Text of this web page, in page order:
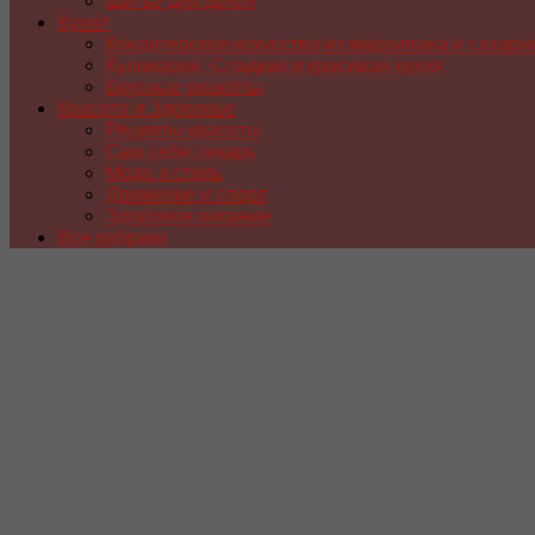
Кухня
Кондитерское искусство из марципана и
Кулинария. Сладкая и красивая кухня
Вкусные рецепты
Красота и Здоровье
Рецепты красоты
Сам себе лекарь
Мода и стиль
Движение и спорт
Здоровое питание
Все рубрики